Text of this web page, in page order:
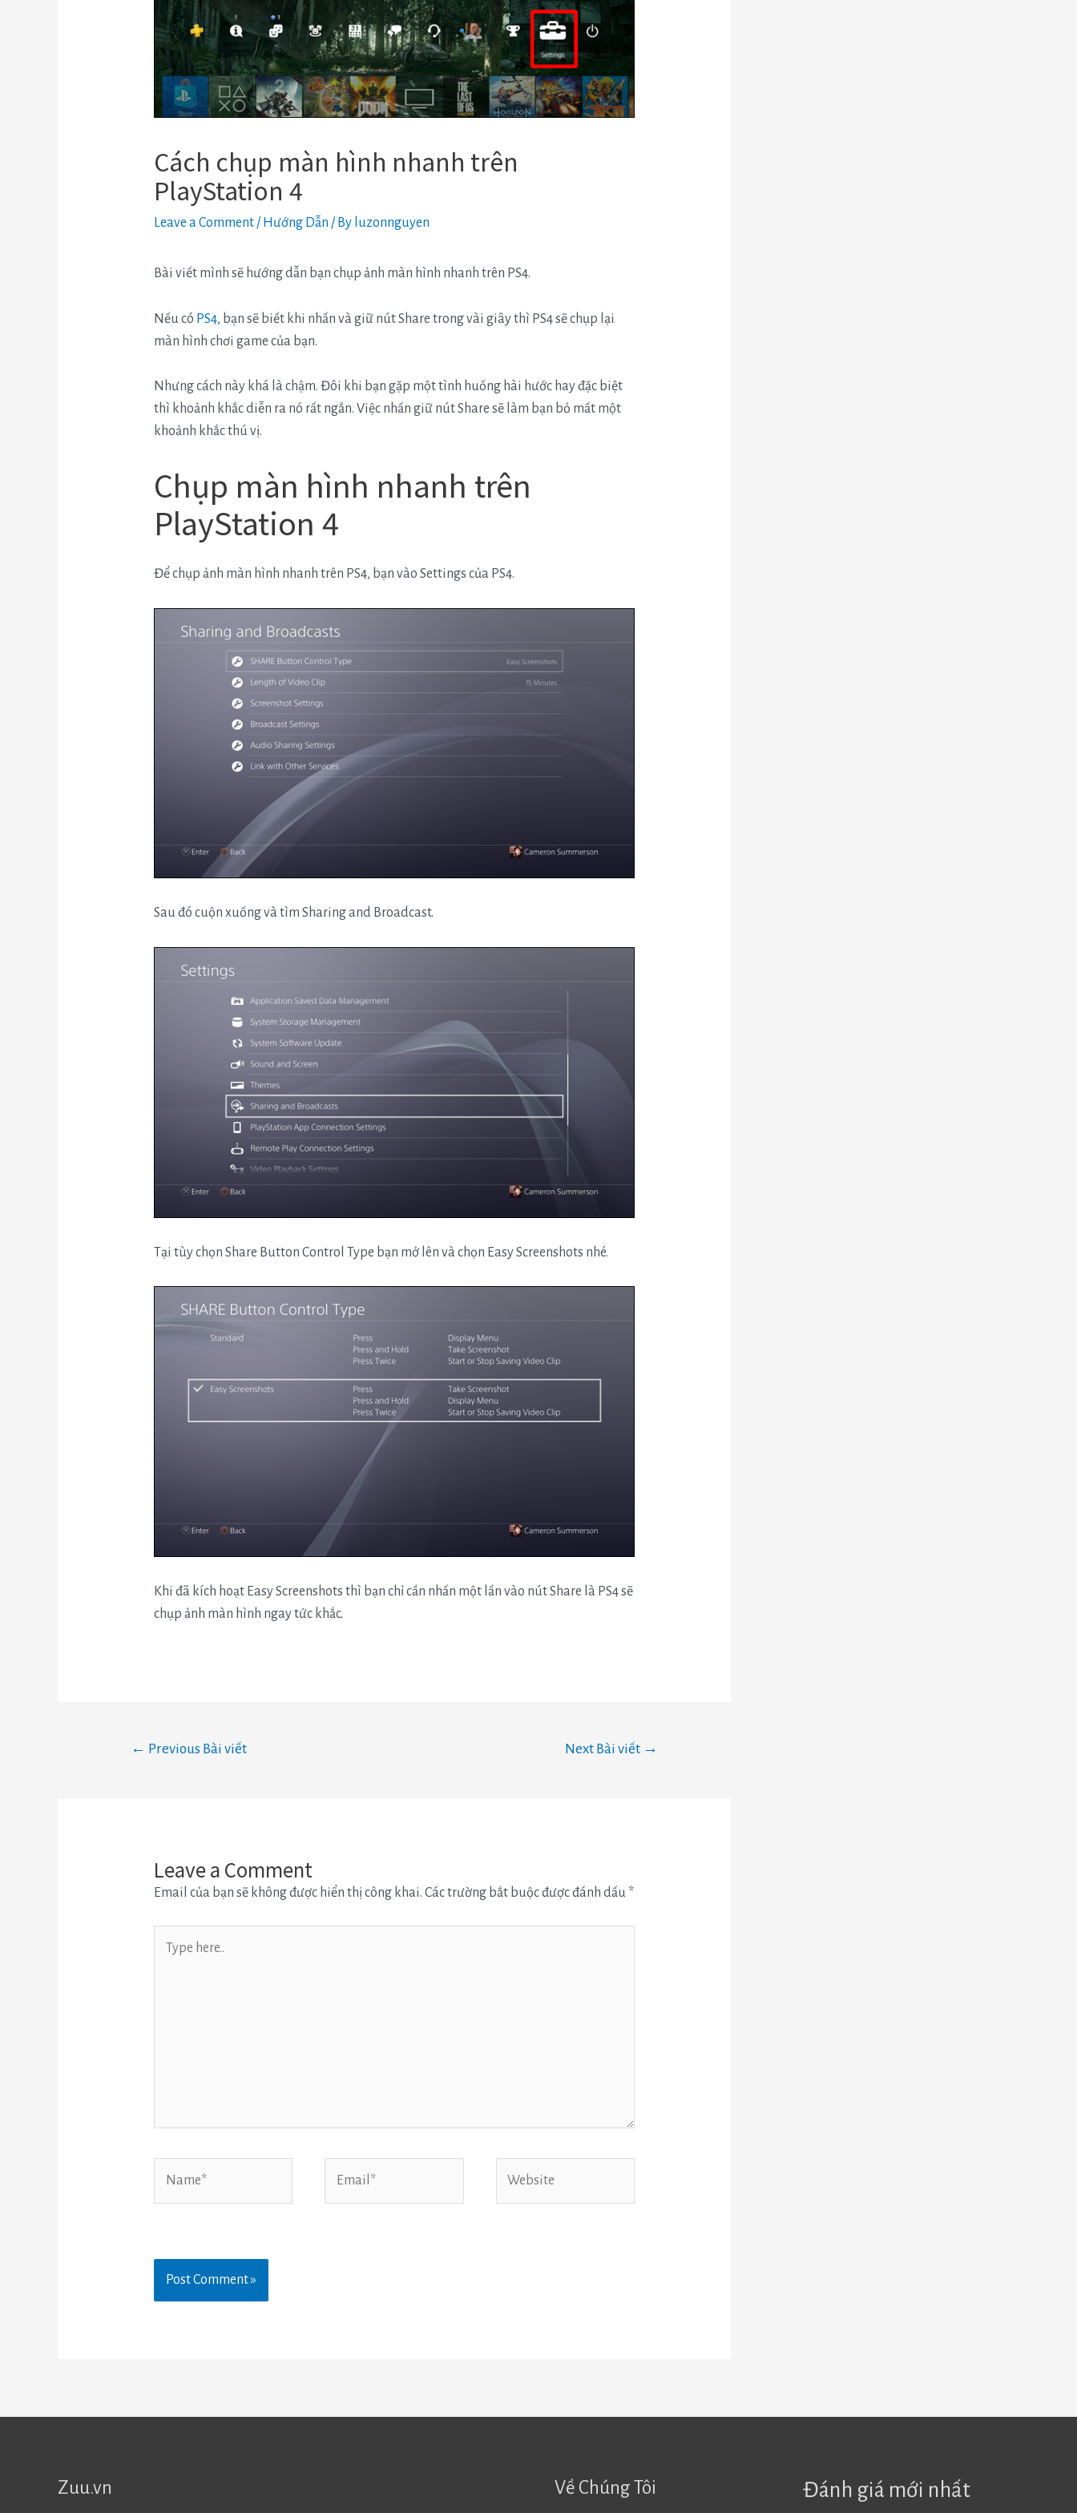
Cách chụp màn hình nhanh trên
PlayStation 4
Leave a Comment / Hướng Dẫn / By luzonnguyen
Bài viết mình sẽ hướng dẫn bạn chụp ảnh màn hình nhanh trên PS4.
Nếu có PS4, bạn sẽ biết khi nhấn và giữ nút Share trong vài giây thì PS4 sẽ chụp lại
màn hình chơi game của bạn.
Nhưng cách này khá là chậm. Đôi khi bạn gặp một tình huống hài hước hay đặc biệt
thì khoảnh khắc diễn ra nó rất ngắn. Việc nhấn giữ nút Share sẽ làm bạn bỏ mất một
khoảnh khắc thú vị.
Chụp màn hình nhanh trên
PlayStation 4
Để chụp ảnh màn hình nhanh trên PS4, bạn vào Settings của PS4.
Sau đó cuộn xuống và tìm Sharing and Broadcast.
Tại tùy chọn Share Button Control Type bạn mở lên và chọn Easy Screenshots nhé.
Khi đã kích hoạt Easy Screenshots thì bạn chỉ cần nhấn một lần vào nút Share là PS4 sẽ
chụp ảnh màn hình ngay tức khắc.
← Previous Bài viết Next Bài viết →
Leave a Comment
Email của bạn sẽ không được hiển thị công khai. Các trường bắt buộc được đánh dấu *
here..
Zuu.vn Về Chúng Tôi Đánh giá mới nhất